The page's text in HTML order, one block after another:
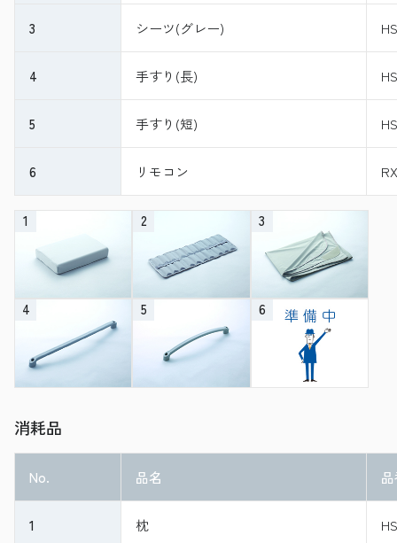
3 シーツ(グレー)
4 手すり(長)
5 手すり(短)
6 リモコン
1 2 3
4 5 6
消耗品
No. 品名
1 枕